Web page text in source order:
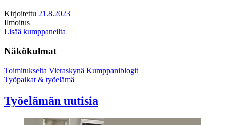
Kirjoitettu 21.8.2023
Ilmoitus
Lisää kumppaneilta
Näkökulmat
Toimitukselta Vieraskynä Kumppaniblogit
Työpaikat & työelämä
Työelämän uutisia